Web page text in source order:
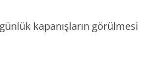
kapanışların görülmesi